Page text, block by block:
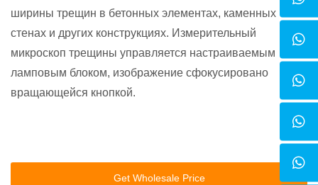
ширины трещин в бетонных элементах, каменных
стенах и других конструкциях. Измерительный
микроскоп трещины управляется настраиваемым
ламповым блоком, изображение сфокусировано
вращающейся кнопкой.
Get Wholesale Price